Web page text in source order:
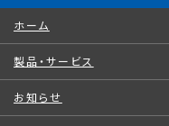
ホーム
製品・サービス
お知らせ